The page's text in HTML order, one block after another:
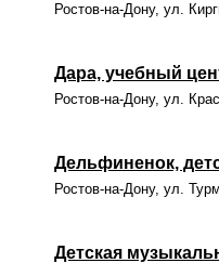
Ростов-на-Дону, ул.
Дара, учебный
Ростов-на-Дону, ул.
Дельфиненок,
Ростов-на-Дону, ул.
Детская